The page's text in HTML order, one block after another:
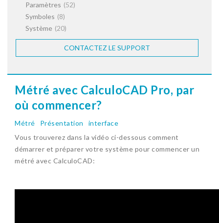
Paramètres (52)
Symboles (8)
Système (20)
CONTACTEZ LE SUPPORT
Métré avec CalculoCAD Pro, par
où commencer?
Métré Présentation
interface
Vous trouverez dans la vidéo ci-dessous comment
démarrer et préparer votre système pour commencer un
métré avec CalculoCAD: